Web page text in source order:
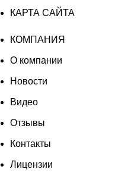
КАРТА САЙТА
КОМПАНИЯ
О компании
Новости
Видео
Отзывы
Контакты
Лицензии